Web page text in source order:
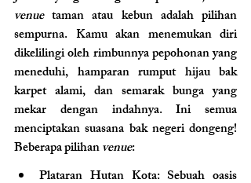
venue taman atau kebun adalah pilihan
sempurna. Kamu akan menemukan diri
dikelilingi oleh rimbunnya pepohonan yang
meneduhi, hamparan rumput hijau bak
karpet alami, dan semarak bunga yang
mekar dengan indahnya. Ini semua
menciptakan suasana bak negeri dongeng!
Beberapa pilihan venue:
Plataran Hutan Kota: Sebuah oasis